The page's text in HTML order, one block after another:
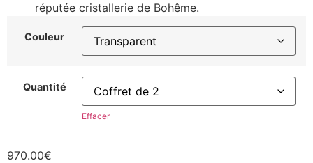
réputée cristallerie de Bohême.
Couleur
Quantité
Effacer
970.00€